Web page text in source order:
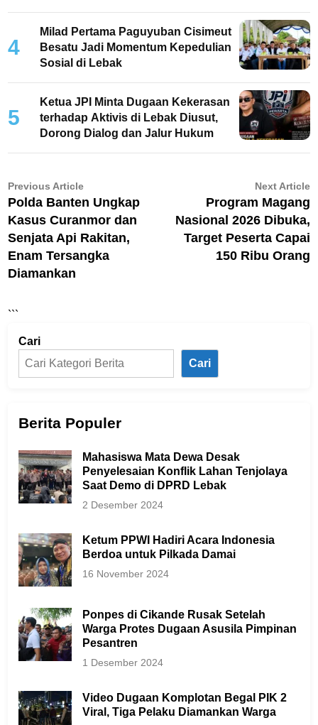
4
Milad Pertama Paguyuban Cisimeut
Besatu Jadi Momentum Kepedulian
Sosial di Lebak
5
Ketua JPI Minta Dugaan Kekerasan
terhadap Aktivis di Lebak Diusut,
Dorong Dialog dan Jalur Hukum
Navigasi
pos
Previous ArticlePrevious
article:
Polda Banten Ungkap
Kasus Curanmor dan
Senjata Api Rakitan,
Enam Tersangka
Diamankan
Next Article
Program Magang
Nasional 2026 Dibuka,
Target Peserta Capai
150 Ribu Orang
```
Cari
Cari
Berita Populer
Mahasiswa Mata Dewa Desak
Penyelesaian Konflik Lahan Tenjolaya
Saat Demo di DPRD Lebak
2 Desember 2024
Ketum PPWI Hadiri Acara Indonesia
Berdoa untuk Pilkada Damai
16 November 2024
Ponpes di Cikande Rusak Setelah
Warga Protes Dugaan Asusila Pimpinan
Pesantren
1 Desember 2024
Video Dugaan Komplotan Begal PIK 2
Viral, Tiga Pelaku Diamankan Warga